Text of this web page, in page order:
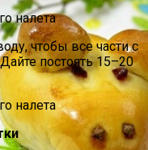
Для Удачи,
чтобы все части с
постоять 15–20